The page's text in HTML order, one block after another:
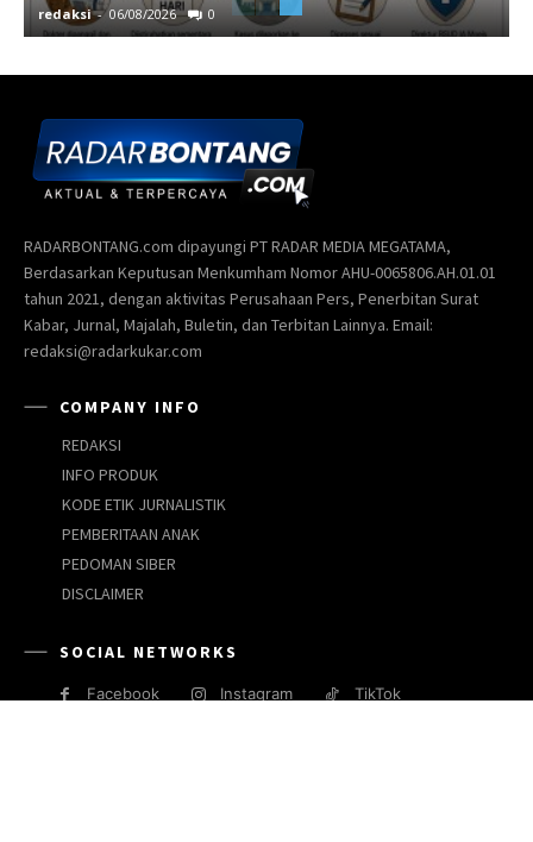
redaksi - 06/08/2026 0
RADARBONTANG.com dipayungi PT RADAR MEDIA MEGATAMA,
Berdasarkan Keputusan Menkumham Nomor AHU-0065806.AH.01.01
tahun 2021, dengan aktivitas Perusahaan Pers, Penerbitan Surat
Kabar, Jurnal, Majalah, Buletin, dan Terbitan Lainnya. Email:
redaksi@radarkukar.com
COMPANY INFO
REDAKSI
INFO PRODUK
KODE ETIK JURNALISTIK
PEMBERITAAN ANAK
PEDOMAN SIBER
DISCLAIMER
SOCIAL NETWORKS
Facebook Instagram TikTok